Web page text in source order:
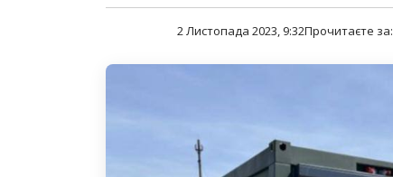
2 Листопада 2023, 9:32Прочитаєте за: